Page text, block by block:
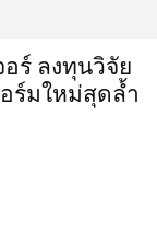
อร์ ลงทุนวิจัย
ร์มใหม่สุดล้ำ